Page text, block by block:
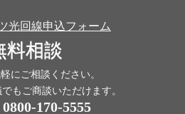
光回線申込フォーム
料相談
にご相談ください。
もご商談いただけます。
0800-170-5555